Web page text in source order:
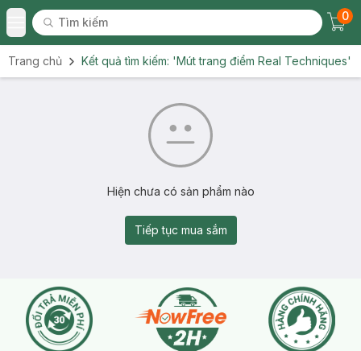
Toggle Menu
Tìm kiếm
Tìm kiếm
0
Trang chủ Kết quả tìm kiếm: 'Mút trang điểm Real Techniques'
Hiện chưa có sản phẩm nào
Tiếp tục mua sắm